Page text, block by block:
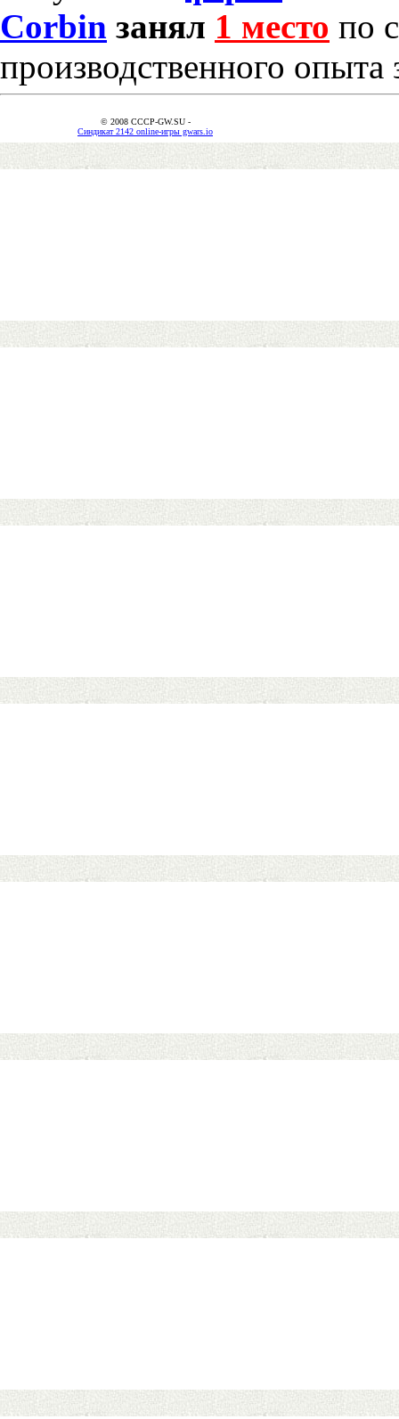
Corbin занял 1 место по
производственного опыта
© 2008 CCCP-GW.SU -
Синдикат 2142 online-игры gwars.io